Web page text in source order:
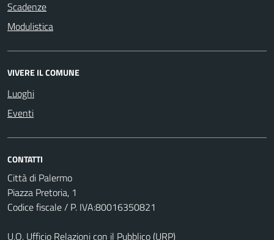
Scadenze
Modulistica
VIVERE IL COMUNE
Luoghi
Eventi
CONTATTI
Città di Palermo
Piazza Pretoria, 1
Codice fiscale / P. IVA:80016350821
U.O. Ufficio Relazioni con il Pubblico (URP)